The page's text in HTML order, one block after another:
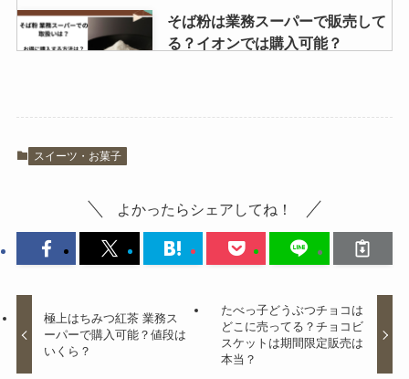
そば粉は業務スーパーで販売して
る？イオンでは購入可能？
はちみつバター 雪白はどこで売っ
飲むシリカ どこで買える？ドンキ
スイーツ・お菓子
よかったらシェアしてね！
極上はちみつ紅茶 業務ス
ーパーで購入可能？値段は
いくら？
たべっ子どうぶつチョコは
どこに売ってる？チョコビ
スケットは期間限定販売は
本当？